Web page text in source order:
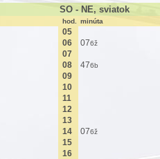
SO - NE, sviatok
hod. minúta
05
06
076ž
07
08
476b
09
10
11
12
13
14
076ž
15
16